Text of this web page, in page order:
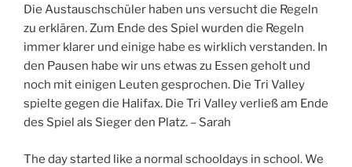
Die Austauschschüler haben uns versucht die Regeln
zu erklären. Zum Ende des Spiel wurden die Regeln
immer klarer und einige habe es wirklich verstanden. In
den Pausen habe wir uns etwas zu Essen geholt und
noch mit einigen Leuten gesprochen. Die Tri Valley
spielte gegen die Halifax. Die Tri Valley verließ am Ende
des Spiel als Sieger den Platz. – Sarah
The day started like a normal schooldays in school. We